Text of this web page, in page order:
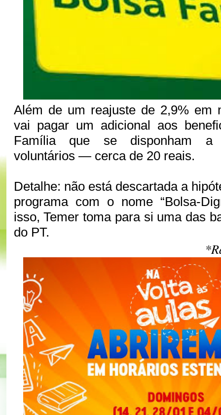
Além de um reajuste de 2,9% em
vai pagar um adicional aos
Família que se disponham a
voluntários — cerca de 20 reais.
Detalhe: não está descartada a
programa com o nome “Bolsa-
isso, Temer toma para si uma das
do PT.